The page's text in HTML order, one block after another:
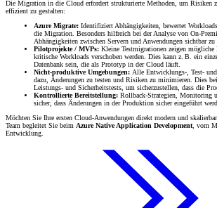
Die Migration in die Cloud erfordert strukturierte Methoden, um Risiken
effizient zu gestalten:
Azure Migrate: Identifiziert Abhängigkeiten, bewertet
die Migration. Besonders hilfreich bei der Analyse von On-
Abhängigkeiten zwischen Servern und Anwendungen sichtbar zu
Pilotprojekte / MVPs: Kleine Testmigrationen zeigen mögliche
kritische Workloads verschoben werden. Dies kann z. B. ein
Datenbank sein, die als Prototyp in der Cloud läuft.
Nicht-produktive Umgebungen: Alle Entwicklungs-, Test-
dazu, Änderungen zu testen und Risiken zu minimieren. Dies
Leistungs- und Sicherheitstests, um sicherzustellen, dass die
Kontrollierte Bereitstellung: Rollback-Strategien, Monitoring
sicher, dass Änderungen in der Produktion sicher eingeführt
Möchten Sie Ihre ersten Cloud-Anwendungen direkt modern und
Team begleitet Sie beim Azure Native Application Development, vom
Entwicklung.